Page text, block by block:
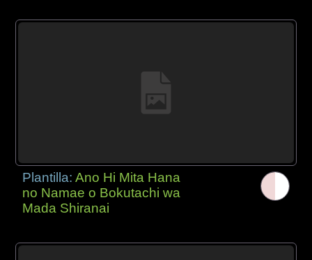
Plantilla:Ano Hi Mita Hana
no Namae o Bokutachi wa
Mada Shiranai